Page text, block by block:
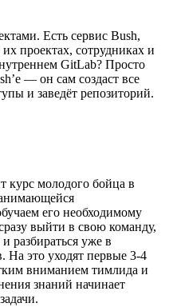
Есть сервис Bush,
проектах, сотрудниках и
GitLab? Просто
— он сам создаст все
и заведёт репозиторий.
курс молодого бойца в
его необходимому
выйти в свою команду,
разбираться уже в
На это уходят первые 3-4
вниманием тимлида и
знаний начинает